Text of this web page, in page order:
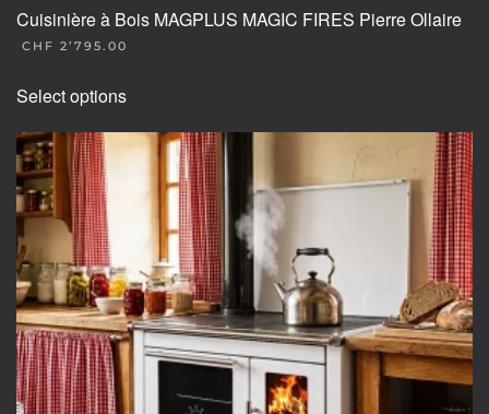
Cuisinière à Bois MAGPLUS MAGIC FIRES Pierre Ollaire
CHF 2’795.00
Select optionsproduct
has
multiple
variants.
options
may
be
chosen
on
the